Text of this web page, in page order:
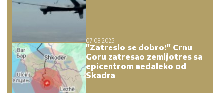
07.03.2025.
"Zatreslo se dobro!" Crnu
Goru zatresao zemljotres sa
epicentrom nedaleko od
Skadra